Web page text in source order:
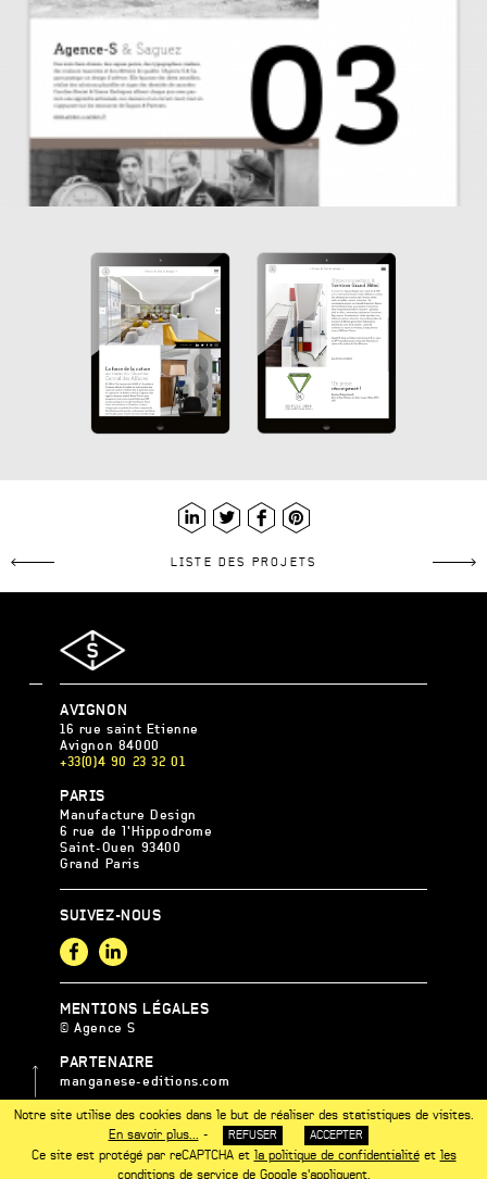
Notre site utilise des cookies dans le but de réaliser des statistiques de visites.
En savoir plus...
- REFUSER ACCEPTER
Ce site est protégé par reCAPTCHA et la politique de confidentialitéet les
conditions de servicede Google s'appliquent.
LISTE DES PROJETS
AGENCE
S
AVIGNON
16 rue saint Etienne
Avignon 84000
+33(0)4 90 23 32 01
AGENCE
S
PARIS
Manufacture Design
6 rue de l'Hippodrome
Saint-Ouen 93400
Grand Paris
SUIVEZ-NOUS
MENTIONS LÉGALES
© Agence S
PARTENAIRE
manganese-editions.com
MEMBRE DE L’UCC MED
UP